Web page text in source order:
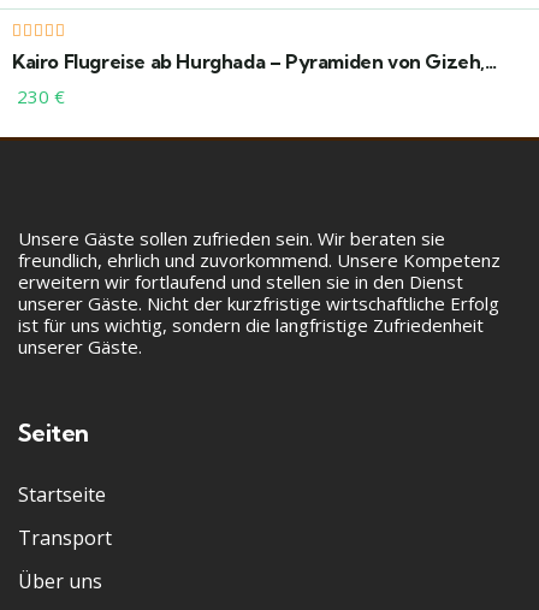
Kairo Flugreise ab Hurghada – Pyramiden von Gizeh,
Sphinx, Ägyptisches Museum & Sehenswürdigkeiten
230 €
Unsere Gäste sollen zufrieden sein. Wir beraten sie
freundlich, ehrlich und zuvorkommend. Unsere Kompetenz
erweitern wir fortlaufend und stellen sie in den Dienst
unserer Gäste. Nicht der kurzfristige wirtschaftliche Erfolg
ist für uns wichtig, sondern die langfristige Zufriedenheit
unserer Gäste.
Seiten
Startseite
Transport
Über uns